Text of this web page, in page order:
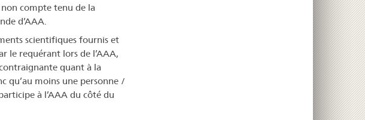
non compte tenu de la
d’AAA.
scientifiques fournis et
le requérant lors de l’AAA,
quant à la
qu’au moins une personne /
à l’AAA du côté du